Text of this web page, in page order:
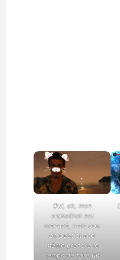
Oui, ok, mon
orphelinat est
menacé, mais bon
on peut quand
même prendre le
temps de faire un